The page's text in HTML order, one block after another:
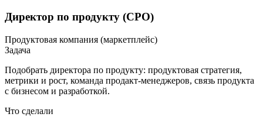
Директор по продукту (CPO)
Продуктовая компания (маркетплейс)
Задача
Подобрать директора по продукту: продуктовая стратегия,
метрики и рост, команда продакт-менеджеров, связь продукта
с бизнесом и разработкой.
Что сделали